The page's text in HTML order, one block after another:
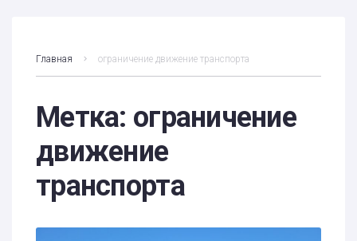
Главная ограничение движение транспорта
Метка: ограничение
движение
транспорта